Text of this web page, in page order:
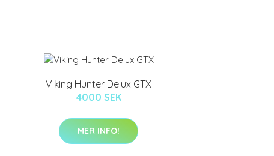
Viking Hunter Delux GTX
4000 SEK
MER INFO!